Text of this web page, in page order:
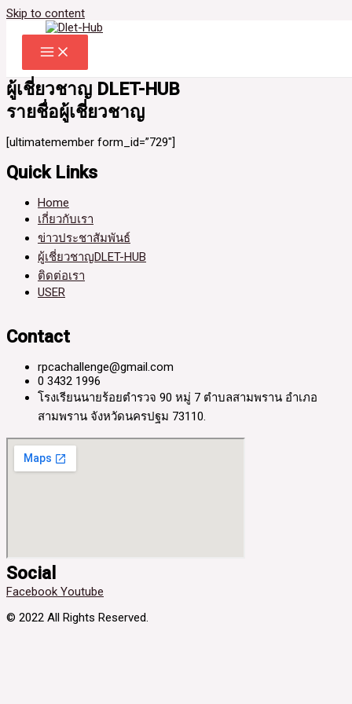
Skip to content
ผู้เชี่ยวชาญ DLET-HUB
รายชื่อผู้เชี่ยวชาญ
[ultimatemember form_id=”729″]
Quick Links
Home
เกี่ยวกับเรา
ข่าวประชาสัมพันธ์
ผู้เชี่ยวชาญDLET-HUB
ติดต่อเรา
USER
Contact
rpcachallenge@gmail.com
0 3432 1996
โรงเรียนนายร้อยตำรวจ 90 หมู่ 7 ตำบลสามพราน อำเภอ
สามพราน จังหวัดนครปฐม 73110.
Social
Facebook Youtube
© 2022 All Rights Reserved.